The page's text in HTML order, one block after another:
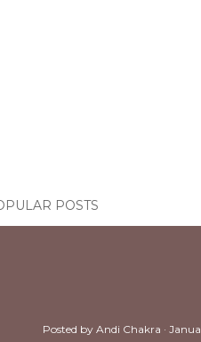
POSTS
Posted by Andi Chakra